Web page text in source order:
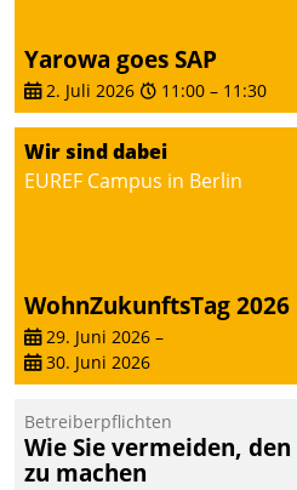
zielgerichtete
Mieterbefragungen – eine
starke Grundlage für
intelligente,
datengestützte
Entscheidungen.
Yarowa goes SAP
2. Juli 2026 11:00 – 11:30
Wir sind dabei
EUREF Campus in Berlin
WohnZukunftsTag 2026
29. Juni 2026 –
30. Juni 2026
Betreiberpflichten
Wie Sie vermeiden,
zu machen